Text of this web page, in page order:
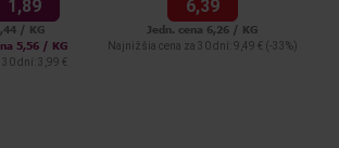
1,89
/ KG
5,56 / KG
dní: 3,99 €
6,39
Jedn. cena 6,26 / KG
Najnižšia cena za 30 dní: 9,49 € (-33%)